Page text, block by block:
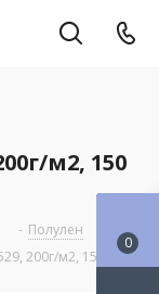
м2, 150
- Полулен
200г/м2, 150 см
0